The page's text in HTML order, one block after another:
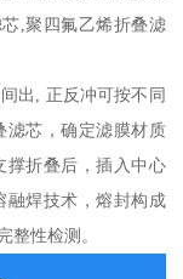
,聚四氟乙烯折叠滤
出, 正反冲可按不同
滤芯，确定滤膜材质
撑折叠后，插入中心
融焊技术，熔封构成
整性检测。